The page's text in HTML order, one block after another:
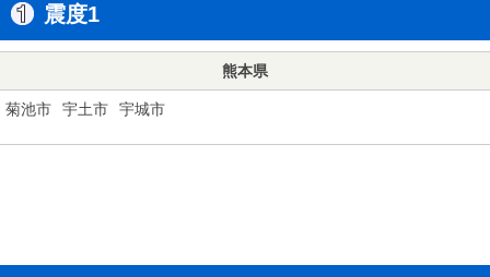
震度1
熊本県
菊池市 宇土市 宇城市